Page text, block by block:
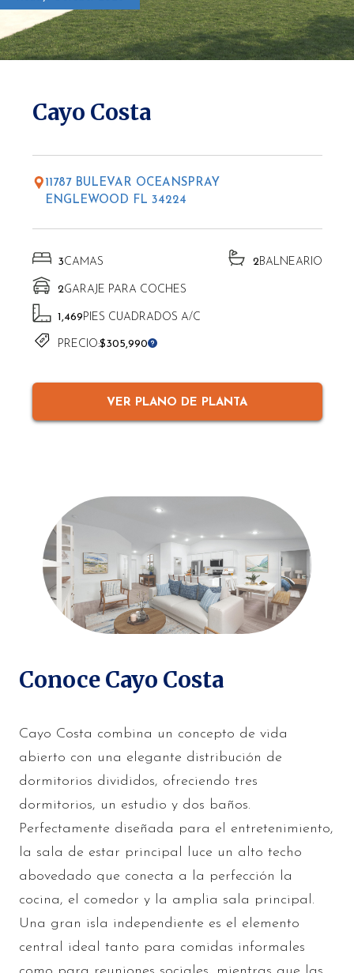
Cayo Costa
11787 BULEVAR OCEANSPRAY
ENGLEWOOD FL 34224
3CAMAS 2BALNEARIO
2GARAJE PARA COCHES
1,469 PIES CUADRADOS A/C
PRECIO:$305,990
VER PLANO DE PLANTA
* Las altitudes pueden variar según la ubicación.
Conoce Cayo Costa
Cayo Costa combina un concepto de vida
abierto con una elegante distribución de
dormitorios divididos, ofreciendo tres
dormitorios, un estudio y dos baños.
Perfectamente diseñada para el entretenimiento,
la sala de estar principal luce un alto techo
abovedado que conecta a la perfección la
cocina, el comedor y la amplia sala principal.
Una gran isla independiente es el elemento
central ideal tanto para comidas informales